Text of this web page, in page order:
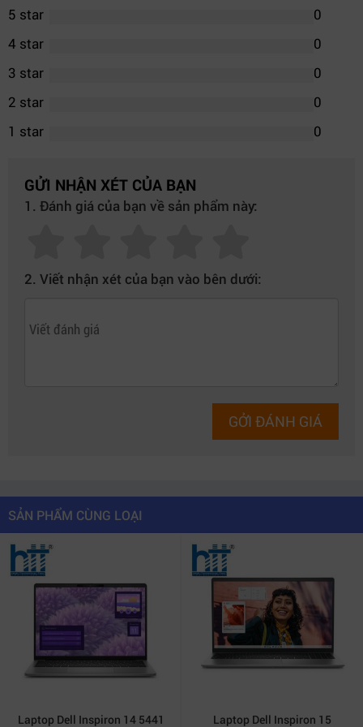
5 star
0
4 star
0
3 star
0
2 star
0
1 star
0
GỬI NHẬN XÉT CỦA BẠN
1. Đánh giá của bạn về sản phẩm này:
2. Viết nhận xét của bạn vào bên dưới:
GỞI ĐÁNH GIÁ
SẢN PHẨM CÙNG LOẠI
Laptop Dell Inspiron 14 5441
Laptop Dell Inspiron 15